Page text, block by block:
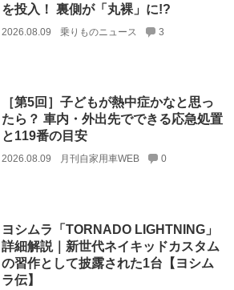
を投入！ 裏側が「丸裸」に!?
2026.08.09 乗りものニュース 3
［第5回］子どもが熱中症かなと思っ
たら？ 車内・外出先でできる応急処置
と119番の目安
2026.08.09 月刊自家用車WEB 0
ヨシムラ「TORNADO LIGHTNING」
詳細解説｜新世代ネイキッドカスタム
の習作として披露された1台【ヨシム
ラ伝】